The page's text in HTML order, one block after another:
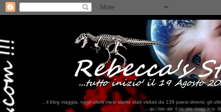
...il blog viaggia, negli ultimi mesi siamo stati visitati da 139 paesi diversi, gli
...qui trovate il nostro viaggio in MESSICO 2023...clikka qui !!!